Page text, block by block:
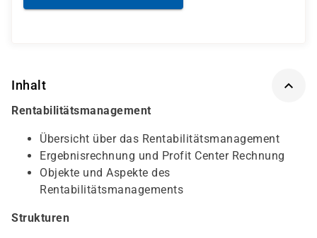
Inhalt
Rentabilitätsmanagement
Übersicht über das Rentabilitätsmanagement
Ergebnisrechnung und Profit Center Rechnung
Objekte und Aspekte des
Rentabilitätsmanagements
Strukturen